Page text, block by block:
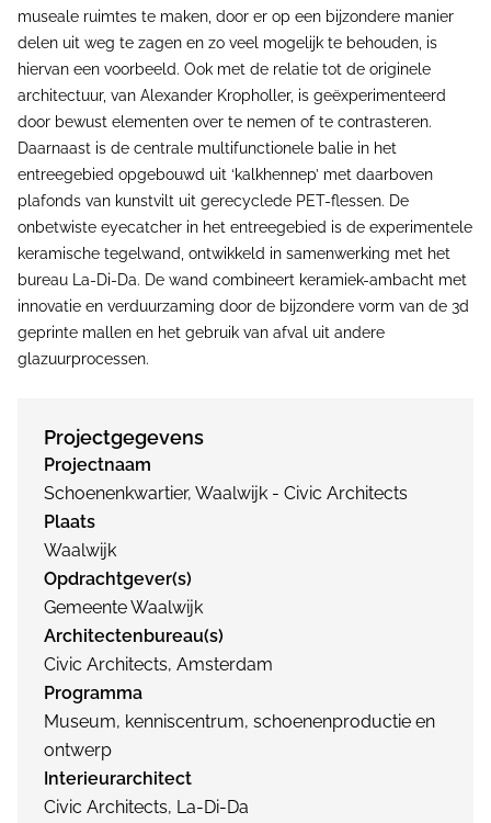
museale ruimtes te maken, door er op een bijzondere manier
delen uit weg te zagen en zo veel mogelijk te behouden, is
hiervan een voorbeeld. Ook met de relatie tot de originele
architectuur, van Alexander Kropholler, is geëxperimenteerd
door bewust elementen over te nemen of te contrasteren.
Daarnaast is de centrale multifunctionele balie in het
entreegebied opgebouwd uit ‘kalkhennep’ met daarboven
plafonds van kunstvilt uit gerecyclede PET-flessen. De
onbetwiste eyecatcher in het entreegebied is de experimentele
keramische tegelwand, ontwikkeld in samenwerking met het
bureau La-Di-Da. De wand combineert keramiek-ambacht met
innovatie en verduurzaming door de bijzondere vorm van de 3d
geprinte mallen en het gebruik van afval uit andere
glazuurprocessen.
Projectgegevens
Projectnaam
Schoenenkwartier, Waalwijk - Civic Architects
Plaats
Waalwijk
Opdrachtgever(s)
Gemeente Waalwijk
Architectenbureau(s)
Civic Architects, Amsterdam
Programma
Museum, kenniscentrum, schoenenproductie en
ontwerp
Interieurarchitect
Civic Architects, La-Di-Da